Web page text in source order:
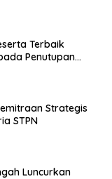
Terbaik
Penutupan
Strategis
STPN
Luncurkan